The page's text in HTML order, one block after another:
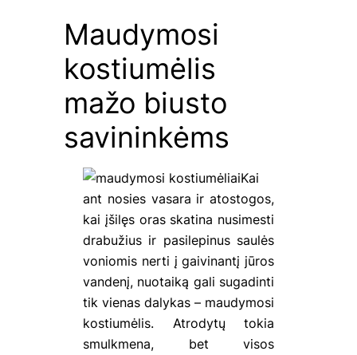
Maudymosi
kostiumėlis
mažo biusto
savininkėms
Kai
ant nosies vasara ir atostogos,
kai įšilęs oras skatina nusimesti
drabužius ir pasilepinus saulės
voniomis nerti į gaivinantį jūros
vandenį, nuotaiką gali sugadinti
tik vienas dalykas – maudymosi
kostiumėlis. Atrodytų tokia
smulkmena, bet visos